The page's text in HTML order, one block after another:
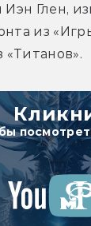
Глен,
из
«Титанов».